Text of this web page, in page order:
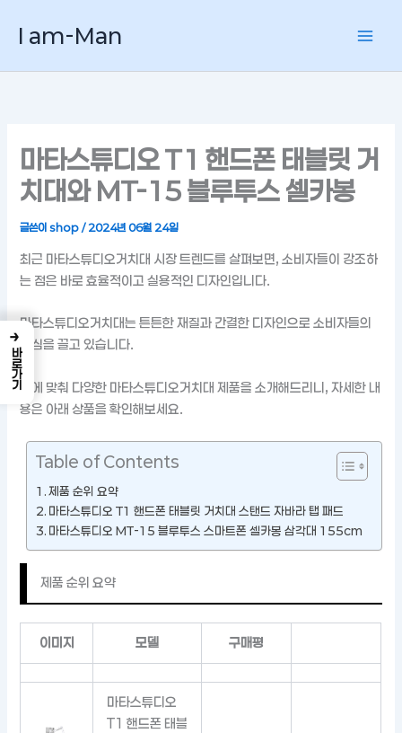
로
I am-Man
마타스튜디오 T1 핸드폰 태블릿 거
치대와 MT-15 블루투스 셀카봉
글쓴이shop/2024년 06월 24일
최근 마타스튜디오거치대 시장 트렌드를 살펴보면, 소비자들이 강조하
는 점은 바로 효율적이고 실용적인 디자인입니다.
마타스튜디오거치대는 튼튼한 재질과 간결한 디자인으로 소비자들의
관심을 끌고 있습니다.
이에 맞춰 다양한 마타스튜디오거치대 제품을 소개해드리니, 자세한 내
용은 아래 상품을 확인해보세요.
Table of Contents
제품 순위 요약
마타스튜디오 T1 핸드폰 태블릿 거치대 스탠드 자바라 탭 패드
마타스튜디오 MT-15 블루투스 스마트폰 셀카봉 삼각대 155cm
제품 순위 요약
이미지 모델 구매평
마타스튜디오
T1 핸드폰 태블
→
바로가기